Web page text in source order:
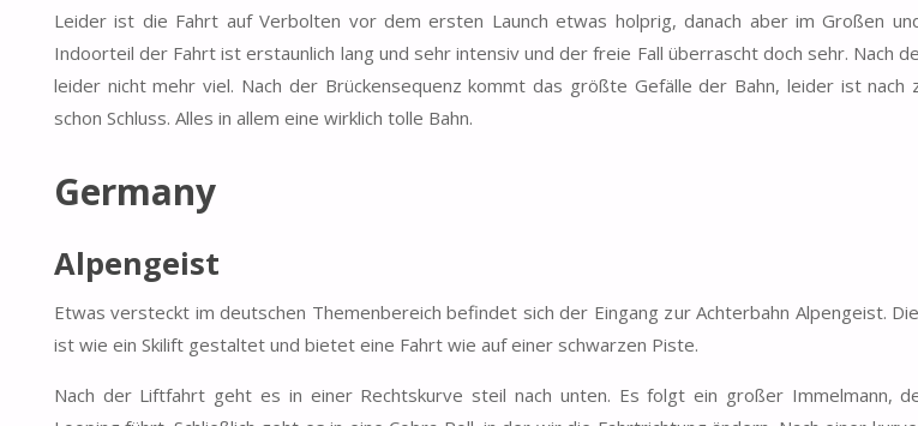
Leider ist die Fahrt auf Verbolten vor dem ersten Launch etwas holprig, danach aber im Großen
Indoorteil der Fahrt ist erstaunlich lang und sehr intensiv und der freie Fall überrascht doch sehr. Nach
leider nicht mehr viel. Nach der Brückensequenz kommt das größte Gefälle der Bahn, leider ist nach
schon Schluss. Alles in allem eine wirklich tolle Bahn.
Germany
Alpengeist
Etwas versteckt im deutschen Themenbereich befindet sich der Eingang zur Achterbahn Alpengeist.
ist wie ein Skilift gestaltet und bietet eine Fahrt wie auf einer schwarzen Piste.
Nach der Liftfahrt geht es in einer Rechtskurve steil nach unten. Es folgt ein großer Immelmann,